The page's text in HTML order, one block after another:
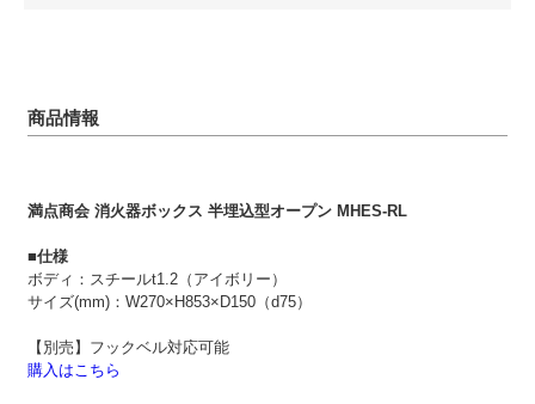
商品情報
満点商会 消火器ボックス 半埋込型オープン MHES-RL
■仕様
ボディ：スチールt1.2（アイボリー）
サイズ(mm)：W270×H853×D150（d75）
【別売】フックベル対応可能
購入はこちら